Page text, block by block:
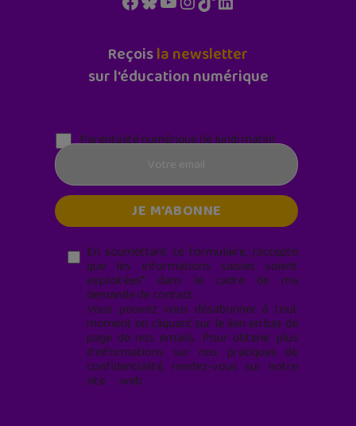
Reçoisla newsletter
sur l'éducation numérique
Parentalité numérique (le lundi matin)
En soumettant ce formulaire, j’accepte
que les informations saisies soient
exploitées* dans le cadre de ma
demande de contact.
Vous pouvez vous désabonner à tout
moment en cliquant sur le lien en bas de
page de nos emails. Pour obtenir plus
d'informations sur nos pratiques de
confidentialité, rendez-vous sur notre
site web